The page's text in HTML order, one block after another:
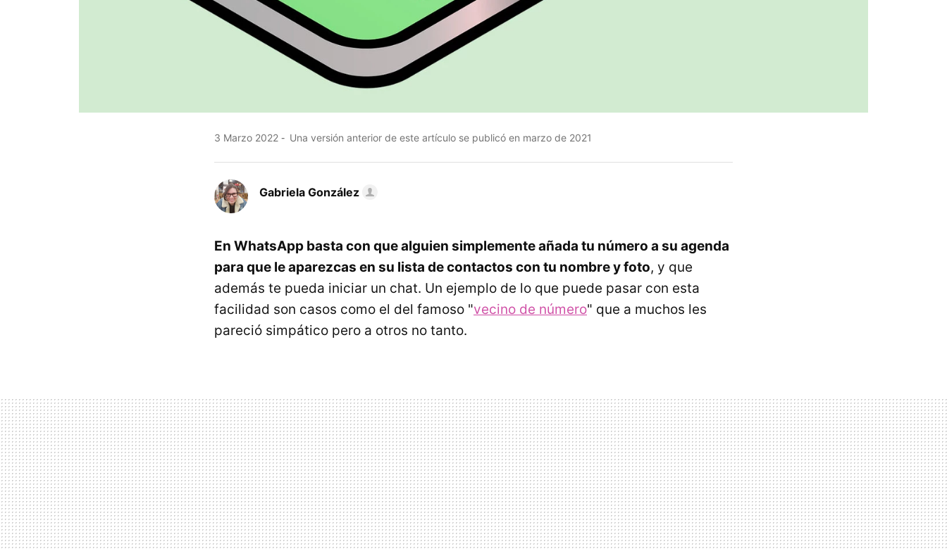
3 Marzo 2022 Una versión anterior de este artículo se publicó en marzo de 2021
Gabriela González
En WhatsApp basta con que alguien simplemente añada tu número a su agenda
para que le aparezcas en su lista de contactos con tu nombre y foto, y que
además te pueda iniciar un chat. Un ejemplo de lo que puede pasar con esta
facilidad son casos como el del famoso "vecino de número" que a muchos les
pareció simpático pero a otros no tanto.